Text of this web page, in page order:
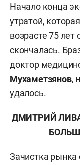
Начало конца
утратой,
возрасте 75 лет
скончалась.
доктор
Мухаметзянов,
удалось.
ДМИТРИЙ
Зачистка рынка